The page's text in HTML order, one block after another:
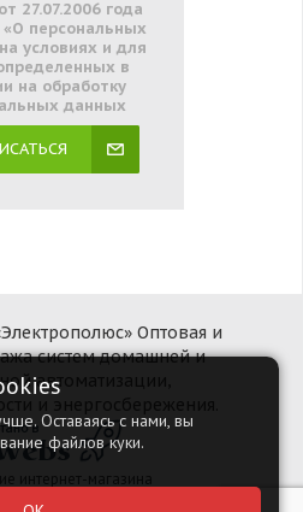
27.07.2006 года
персональных
условиях и для
в
на обработку
данных
Оптовая и
систем домашней и
автоматизации,
и энергосбережения.
Наверх
Оставаясь с нами, вы
файлов куки.